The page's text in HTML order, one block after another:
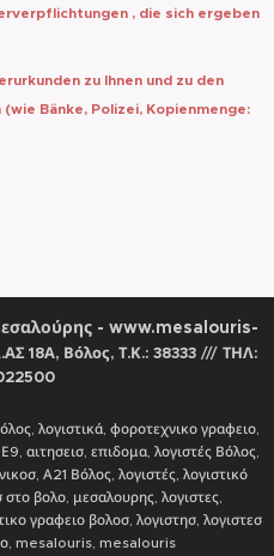
, die sich ergeben
zu Ihnen und zu den
Bänke, Polizei, Kopienmenge:
- www.mesalouris-
18Α, Βόλος, Τ.Κ.: 38333 /// ΤΗΛ:
λογιστικά, φοροτεχνικο γραφειο,
αιτησεισ, επιδομα, λογιστές Βόλος,
Α21 Βόλος, λογιστές, λογιστικό
βολο, μεσαλουρης, λογιστες,
γραφειο βολοσ, λογιστησ, λογιστεσ
mesalouris, mesalouris